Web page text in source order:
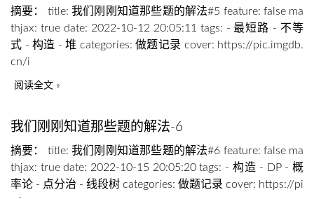
摘要： title: 我们刚刚知道那些题的解法#5 feature: false ma
thjax: true date: 2022-10-12 20:05:11 tags: - 最短路 - 不等
式 - 构造 - 堆 categories: 做题记录 cover: https://pic.imgdb.
cn/i
阅读全文
我们刚刚知道那些题的解法-6
摘要： title: 我们刚刚知道那些题的解法#6 feature: false ma
thjax: true date: 2022-10-15 20:05:20 tags: - 构造 - DP - 概
率论 - 点分治 - 线段树 categories: 做题记录 cover: https://pi